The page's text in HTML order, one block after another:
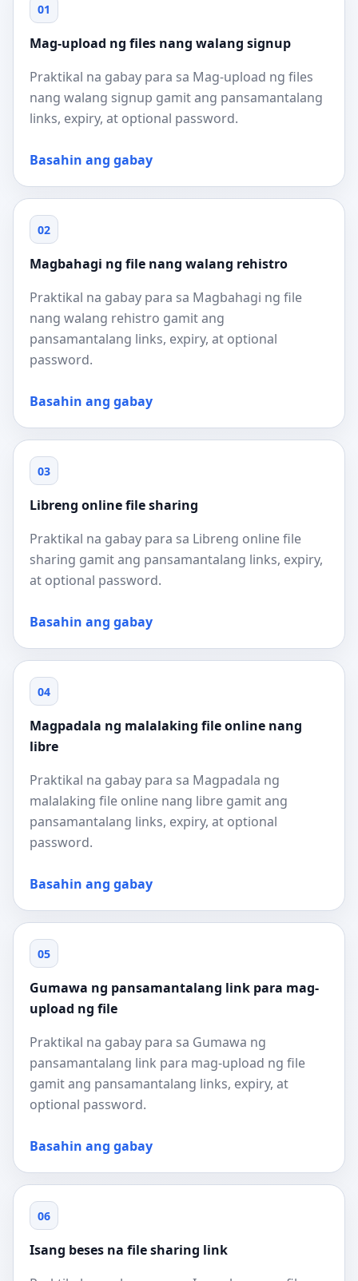
01
Mag-upload ng files nang walang signup
Praktikal na gabay para sa Mag-upload ng files
nang walang signup gamit ang pansamantalang
links, expiry, at optional password.
Basahin ang gabay
02
Magbahagi ng file nang walang rehistro
Praktikal na gabay para sa Magbahagi ng file
nang walang rehistro gamit ang
pansamantalang links, expiry, at optional
password.
Basahin ang gabay
03
Libreng online file sharing
Praktikal na gabay para sa Libreng online file
sharing gamit ang pansamantalang links, expiry,
at optional password.
Basahin ang gabay
04
Magpadala ng malalaking file online nang
libre
Praktikal na gabay para sa Magpadala ng
malalaking file online nang libre gamit ang
pansamantalang links, expiry, at optional
password.
Basahin ang gabay
05
Gumawa ng pansamantalang link para mag-
upload ng file
Praktikal na gabay para sa Gumawa ng
pansamantalang link para mag-upload ng file
gamit ang pansamantalang links, expiry, at
optional password.
Basahin ang gabay
06
Isang beses na file sharing link